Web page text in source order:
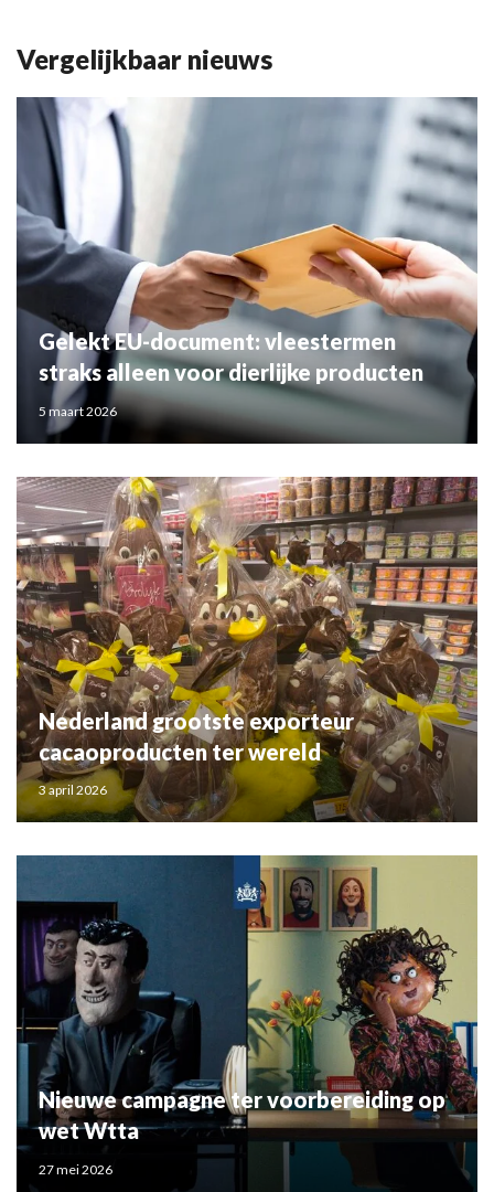
Vergelijkbaar nieuws
Gelekt EU-document: vleestermen
straks alleen voor dierlijke producten
5 maart 2026
Nederland grootste exporteur
cacaoproducten ter wereld
3 april 2026
Nieuwe campagne ter voorbereiding op
wet Wtta
27 mei 2026